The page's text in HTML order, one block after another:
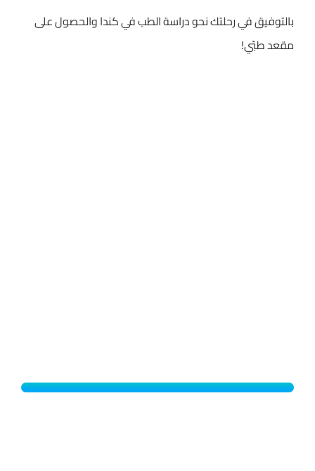
بالتوفيق في رحلتك نحو دراسة الطب في كندا والحصول على
مقعد طبّي!